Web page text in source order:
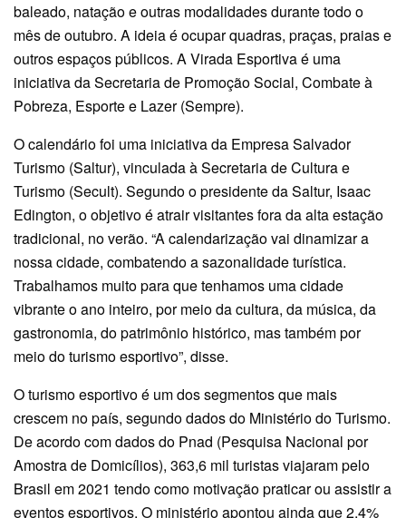
baleado, natação e outras modalidades durante todo o
mês de outubro. A ideia é ocupar quadras, praças, praias e
outros espaços públicos. A Virada Esportiva é uma
iniciativa da Secretaria de Promoção Social, Combate à
Pobreza, Esporte e Lazer (Sempre).
O calendário foi uma iniciativa da Empresa Salvador
Turismo (Saltur), vinculada à Secretaria de Cultura e
Turismo (Secult). Segundo o presidente da Saltur, Isaac
Edington, o objetivo é atrair visitantes fora da alta estação
tradicional, no verão. “A calendarização vai dinamizar a
nossa cidade, combatendo a sazonalidade turística.
Trabalhamos muito para que tenhamos uma cidade
vibrante o ano inteiro, por meio da cultura, da música, da
gastronomia, do patrimônio histórico, mas também por
meio do turismo esportivo”, disse.
O turismo esportivo é um dos segmentos que mais
crescem no país, segundo dados do Ministério do Turismo.
De acordo com dados do Pnad (Pesquisa Nacional por
Amostra de Domicílios), 363,6 mil turistas viajaram pelo
Brasil em 2021 tendo como motivação praticar ou assistir a
eventos esportivos. O ministério apontou ainda que 2,4%